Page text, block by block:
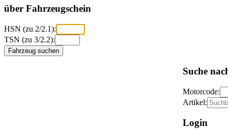
über Fahrzeugschein
HSN (zu 2/2.1):
TSN (zu 3/2.2):
Fahrzeug suchen
Suche
Motorcode:
Artikel:
Login